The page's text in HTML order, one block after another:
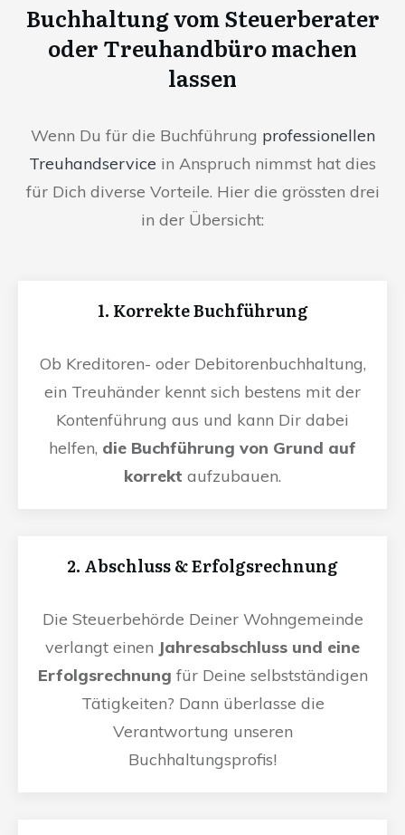
Buchhaltung vom Steuerberater
oder Treuhandbüro machen
lassen
Wenn Du für die Buchführung professionellen
Treuhandservice in Anspruch nimmst hat dies
für Dich diverse Vorteile. Hier die grössten drei
in der Übersicht:
1. Korrekte Buchführung
Ob Kreditoren- oder Debitorenbuchhaltung,
ein Treuhänder kennt sich bestens mit der
Kontenführung aus und kann Dir dabei
helfen, die Buchführung von Grund auf
korrekt aufzubauen.
2. Abschluss & Erfolgsrechnung
Die Steuerbehörde Deiner Wohngemeinde
verlangt einen Jahresabschluss und eine
Erfolgsrechnung für Deine selbstständigen
Tätigkeiten? Dann überlasse die
Verantwortung unseren
Buchhaltungsprofis!